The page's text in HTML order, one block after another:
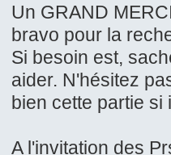
Un GRAND
bravo pour la
Si besoin est,
aider. N'hésitez
bien cette partie si
A l'invitation des